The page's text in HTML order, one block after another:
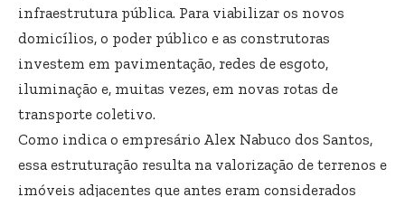
infraestrutura pública. Para viabilizar os novos
domicílios, o poder público e as construtoras
investem em pavimentação, redes de esgoto,
iluminação e, muitas vezes, em novas rotas de
transporte coletivo.
Como indica o empresário Alex Nabuco dos Santos,
essa estruturação resulta na valorização de terrenos e
imóveis adjacentes que antes eram considerados